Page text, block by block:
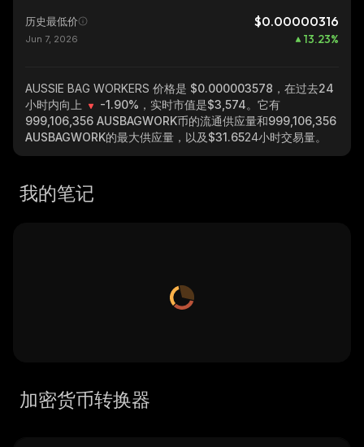
历史最低价 $0.00000316
Jun 7, 2026 13.23%
AUSSIE BAG WORKERS 价格是 $0.000003578，在过去24
小时内向上
-1.90% ，实时市值是$3,574。它有
999,106,356 AUSBAGWORK币的流通供应量和999,106,356
AUSBAGWORK的最大供应量，以及$31.6524小时交易量。
我的笔记
加密货币转换器